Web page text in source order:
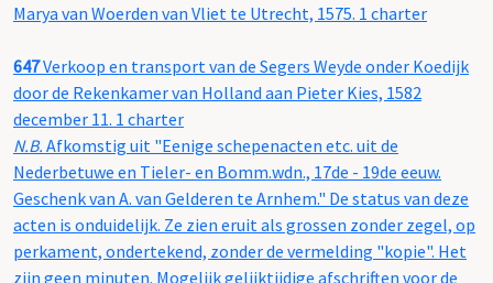
Marya van Woerden van Vliet te Utrecht, 1575. 1 charter
647Verkoop en transport van de Segers Weyde onder Koedijk
door de Rekenkamer van Holland aan Pieter Kies, 1582
december 11. 1 charter
N.B. Afkomstig uit "Eenige schepenacten etc. uit de
Nederbetuwe en Tieler- en Bomm.wdn., 17de - 19de eeuw.
Geschenk van A. van Gelderen te Arnhem." De status van deze
acten is onduidelijk. Ze zien eruit als grossen zonder zegel, op
perkament, ondertekend, zonder de vermelding "kopie". Het
zijn geen minuten. Mogelijk gelijktijdige afschriften voor de